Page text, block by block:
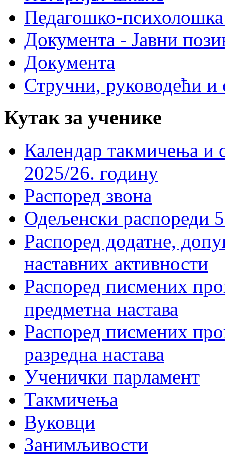
Педагошко-психолошка
Документа - Јавни
Документа
Стручни, руководећи и
Кутак за ученике
Календар такмичења
2025/26. годину
Распоред звона
Одељенски распореди
Распоред додатне,
наставних активности
Распоред писмених
предметна настава
Распоред писмених
разредна настава
Ученички парламент
Такмичења
Вуковци
Занимљивости